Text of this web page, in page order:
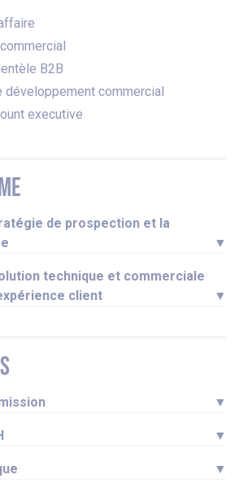
B2B
développement commercial
executive
de prospection et la
▼
technique et commerciale
client
▼
▼
▼
▼